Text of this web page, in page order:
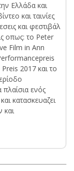
Ελλάδα και
και ταινίες
και φεστιβάλ
oπως: το Peter
Film in Ann
2017 και το
ενός
κατασκευαζει
και